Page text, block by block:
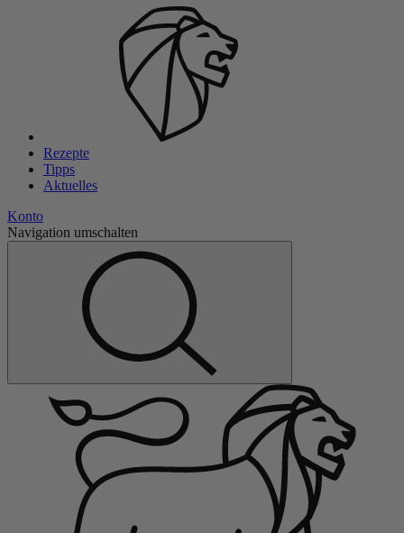
Rezepte
Tipps
Aktuelles
Konto
Navigation umschalten